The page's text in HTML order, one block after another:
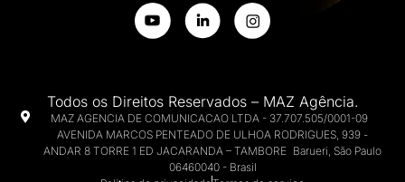
Todos os Direitos Reservados – MAZ Agência.
MAZ AGENCIA DE COMUNICACAO LTDA - 37.707.505/0001-09
AVENIDA MARCOS PENTEADO DE ULHOA RODRIGUES, 939 -
ANDAR 8 TORRE 1 ED JACARANDA – TAMBORE Barueri, São Paulo
06460040 - Brasil